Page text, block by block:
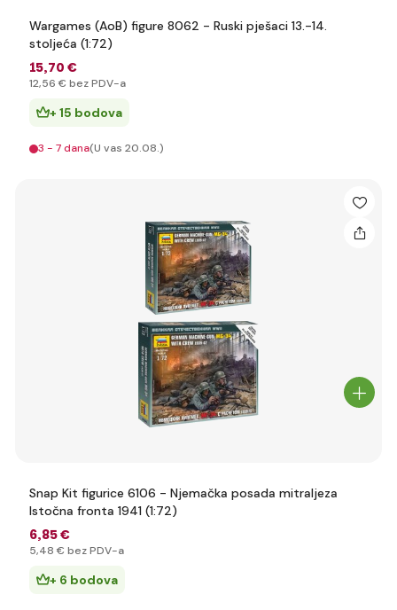
Wargames (AoB) figure 8062 - Ruski pješaci 13.-14.
stoljeća (1:72)
15,70 €
12,56 € bez PDV-a
+ 15 bodova
3 - 7 dana(U vas 20.08.)
Snap Kit figurice 6106 - Njemačka posada mitraljeza
Istočna fronta 1941 (1:72)
6,85 €
5,48 € bez PDV-a
+ 6 bodova